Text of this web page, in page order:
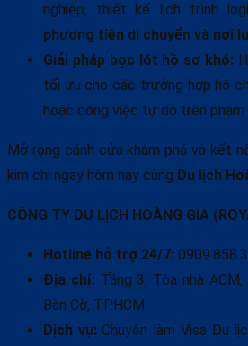
nghiệp, thiết kế lịch trình
phương tiện di chuyển và nơi
Giải pháp bọc lót hồ sơ khó:
tối ưu cho các trường hợp hộ
hoặc công việc tự do trên phạm
Mở rộng cánh cửa khám phá và kết
kim chi ngay hôm nay cùng Du lịch
CÔNG TY DU LỊCH HOÀNG GIA
Hotline hỗ trợ 24/7:
Địa chỉ: Tầng 3, Tòa nhà
Bàn Cờ, TP.HCM
Dịch vụ: Chuyên làm Visa Du